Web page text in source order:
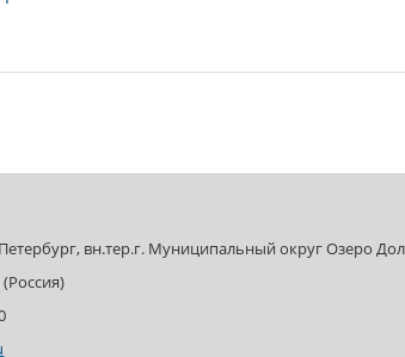
вн.тер.г. Муниципальный округ Озеро
(Россия)